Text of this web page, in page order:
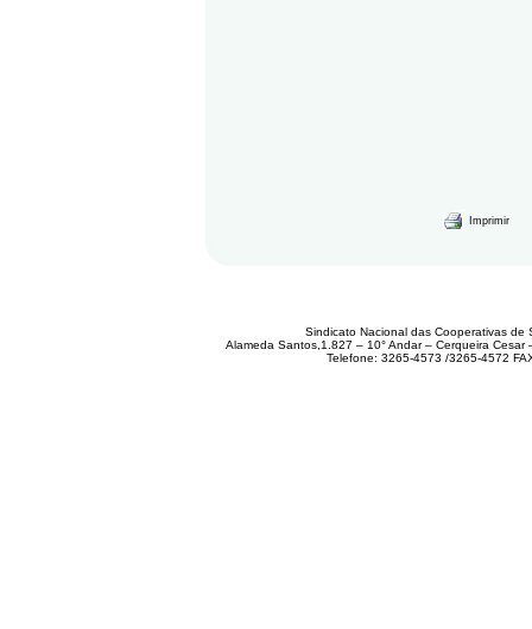
Imprimir
Sindicato Nacional das Cooperativas de
Alameda Santos,1.827 – 10° Andar – Cerqueira
Telefone: 3265-4573 /3265-4572